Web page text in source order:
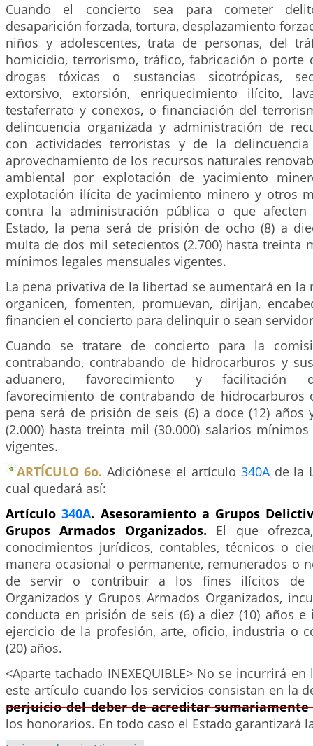
Cuando el concierto sea para cometer
desaparición forzada, tortura, desplazamiento
niños y adolescentes, trata de personas, del
homicidio, terrorismo, tráfico, fabricación o porte
drogas tóxicas o sustancias sicotrópicas,
extorsivo, extorsión, enriquecimiento ilícito,
testaferrato y conexos, o financiación del
delincuencia organizada y administración de
con actividades terroristas y de la
aprovechamiento de los recursos naturales
ambiental por explotación de yacimiento
explotación ilícita de yacimiento minero y otros
contra la administración pública o que
Estado, la pena será de prisión de ocho (8) a
multa de dos mil setecientos (2.700) hasta treinta
mínimos legales mensuales vigentes.
La pena privativa de la libertad se aumentará en la
organicen, fomenten, promuevan, dirijan,
financien el concierto para delinquir o sean
Cuando se tratare de concierto para la
contrabando, contrabando de hidrocarburos y
aduanero, favorecimiento y facilitación
favorecimiento de contrabando de hidrocarburos
pena será de prisión de seis (6) a doce (12)
(2.000) hasta treinta mil (30.000) salarios
vigentes.
ARTÍCULO 6o. Adiciónese el artículo 340Ade la
cual quedará así:
Artículo340A. Asesoramiento a Grupos
Grupos Armados Organizados. El que
conocimientos jurídicos, contables, técnicos o
manera ocasional o permanente, remunerados o
de servir o contribuir a los fines ilícitos de
Organizados y Grupos Armados Organizados,
conducta en prisión de seis (6) a diez (10) años
ejercicio de la profesión, arte, oficio, industria o
(20) años.
<Aparte tachado INEXEQUIBLE> No se incurrirá
este artículo cuando los servicios consistan en la
perjuicio del deber de acreditar sumariamente
los honorarios. En todo caso el Estado garantizará